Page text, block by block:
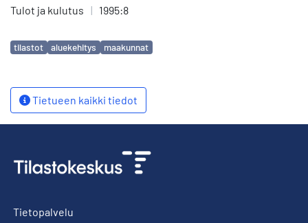
Tulot ja kulutus | 1995:8
Avainsanat
tilastot aluekehitys maakunnat
Tietueen kaikki tiedot
Tietopalvelu